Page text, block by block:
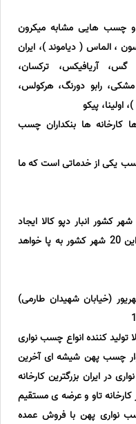
7 سانت 10 سانت و چسب هایی مشابه میکرون
، الماس ( دیاموند )، ایران
گس، آریافیکس، ترکسان،
مشکی، رابو دورنگ، هرکولس،
کارخانه ها بنکداران چسب
یکی از خدماتی است که ما
ما برای کم شدن هزینه ارسال بار در 20 شهر کشور انبار دپو کالا ایجاد
کردیم و تمام محصولات بدون هزینه در این 20 شهر کشور به پا خواهد
شاد آباد – انتهای خیابان 17 شهریور (خیابان شهیدان طارمی)
کننده انواع چسب نواری
چسب پهن شیشه ای آخرین
در ایران بزرگترین کارخانه
چسب پهن 500 یارد در کارخانه تاو و عرضه ی مستقیم
نواری پهن با فروش عمده